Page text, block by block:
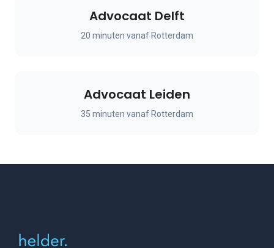
Advocaat Delft
20 minuten vanaf Rotterdam
Advocaat Leiden
35 minuten vanaf Rotterdam